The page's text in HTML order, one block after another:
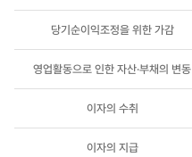
(2022년도),
들어가
있는
당기순이익조정을 위한 가감
영업활동으로 인한 자산·부채의 변동
이자의 수취
이자의 지급